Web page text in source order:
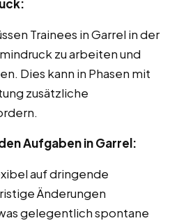
Trainees in Garrel in der
zu arbeiten und
Dies kann in Phasen mit
zusätzliche
Aufgaben in Garrel:
auf dringende
Änderungen
gelegentlich spontane